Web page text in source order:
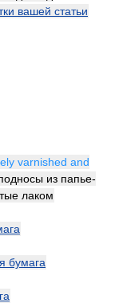
вашей статьи
varnished and
из папье-
лаком
бумага